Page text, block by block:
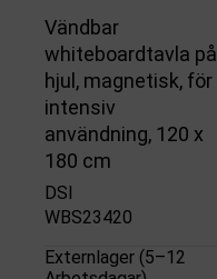
Vändbar
whiteboardtavla på
hjul, magnetisk, för
intensiv
användning, 120 x
180 cm
DSI
WBS23420
Externlager (5–12